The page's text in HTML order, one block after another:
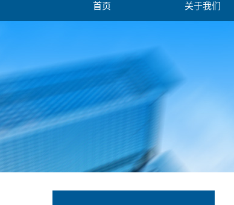
首页 关于我们